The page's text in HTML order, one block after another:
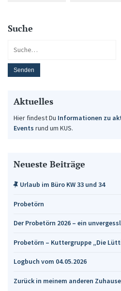
Suche
Aktuelles
Hier findest Du Informationen zu
Events rund um KUS.
Neueste Beiträge
Urlaub im Büro KW 33 und 34
Probetörn
Der Probetörn 2026 – ein
Probetörn – Kuttergruppe „Die
Logbuch vom 04.05.2026
Zurück in meinem anderen Zuhause